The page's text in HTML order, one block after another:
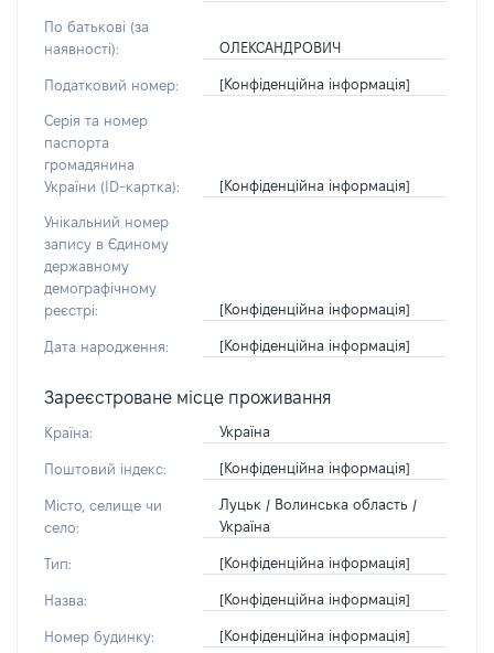
По батькові (за
наявності):
ОЛЕКСАНДРОВИЧ
Податковий номер: [Конфіденційна інформація]
Серія та номер
паспорта
громадянина
України (ID-картка):
[Конфіденційна інформація]
Унікальний номер
запису в Єдиному
державному
демографічному
реєстрі:
[Конфіденційна інформація]
Дата народження: [Конфіденційна інформація]
Зареєстроване місце проживання
Країна: Україна
Поштовий індекс: [Конфіденційна інформація]
Місто, селище чи
село:
Луцьк / Волинська область /
Україна
Тип: [Конфіденційна інформація]
Назва: [Конфіденційна інформація]
Номер будинку: [Конфіденційна інформація]